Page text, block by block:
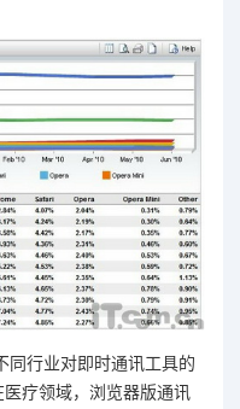
同行业对即时通讯工具的
疗领域，浏览器版通讯